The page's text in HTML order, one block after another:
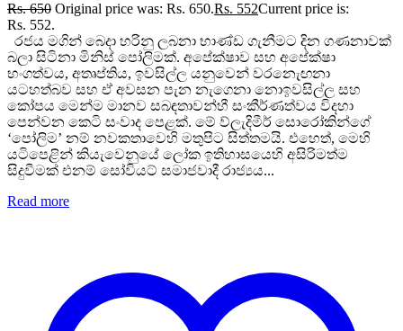
Rs.650 Original price was: Rs. 650.Rs. 552Current price is:
Rs. 552.
රජය මගින් බෙදා හරිනු ලබනා භාණ්ඩ ගැනීමට දින ගණනාවක්
බලා සිටිනා මිනිස් පෝලිමක්. අපේක්ෂාව සහ අපේක්ෂා
භංගත්වය, අතෘප්තිය, ඉවසිල්ල යනුවෙන් වරනැෙඟනා
යටහත්බව සහ ඒ අවසන පැන නැගෙනා නොඉවසිල්ල සහ
කෝපය මෙන්ම මානව සබඳතාවන්හී සංකීර්ණත්වය විදහා
පෙන්වන කෙටි සංවාද පෙළක්. මේ ව්ලැදිමීර් සොරෝකින්ගේ
‘පෝලිම’ නම් නවකතාවෙහි මතුපිට සිත්තමයි. එහෙත්, මෙහි
යටිපෙළින් කියැවෙනුයේ ලෝක ඉතිහාසයෙහි අසිරිමත්ම
සිදුවීමක් එනම් සෝවියට් සමාජවාදී රාජ්‍යය...
Read more